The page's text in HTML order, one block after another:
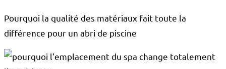
Pourquoi la qualité des matériaux fait toute la
différence pour un abri de piscine